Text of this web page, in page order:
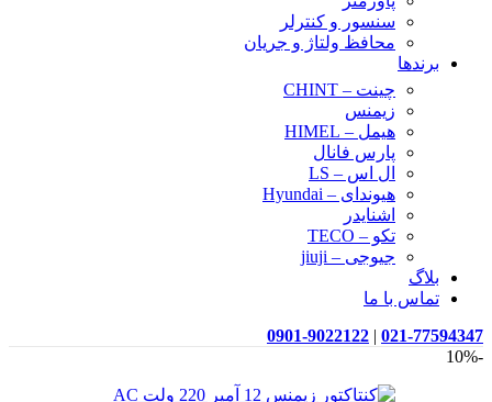
سنسور و کنترلر
محافظ ولتاژ و‌ جریان
برندها
چینت – CHINT
زیمنس
هیمل – HIMEL
پارس فانال
ال اس – LS
هیوندای – Hyundai
اشنایدر
تکو – TECO
جیوجی – jiuji
بلاگ
تماس با ما
021-77594347
|
0901-9022122
-10%